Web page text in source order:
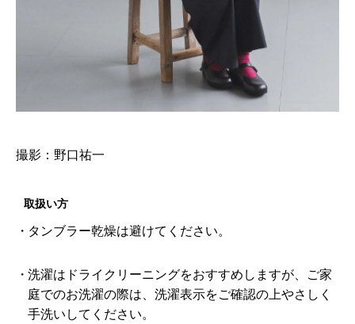
撮影：野口祐一
取扱い方
タンブラー乾燥は避けてください。
洗濯はドライクリーニングをおすすめしますが、ご家
庭でのお洗濯の際は、洗濯表示をご確認の上やさしく
手洗いしてください。